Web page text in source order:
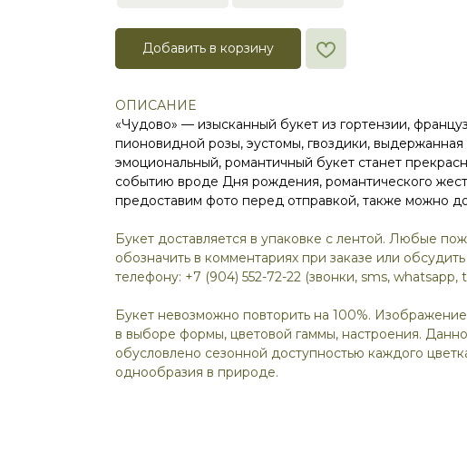
Добавить в корзину
ОПИСАНИЕ
«Чудово» — изысканный букет из гортензии,
пионовидной розы, эустомы, гвоздики, выдержанная
эмоциональный, романтичный букет станет
событию вроде Дня рождения, романтического
предоставим фото перед отправкой, также можно
Букет доставляется в упаковке с лентой. Любые
обозначить в комментариях при заказе или
телефону: +7 (904) 552-72-22 (звонки, sms, whatsapp,
Букет невозможно повторить на 100%.
в выборе формы, цветовой гаммы, настроения.
обусловлено сезонной доступностью каждого
однообразия в природе.